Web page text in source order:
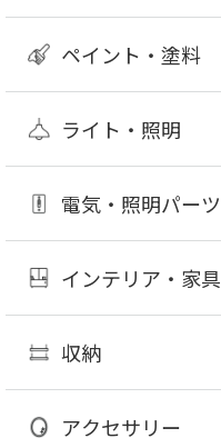
ペイント・塗料
ライト・照明
電気・照明パーツ
インテリア・家具
収納
アクセサリー